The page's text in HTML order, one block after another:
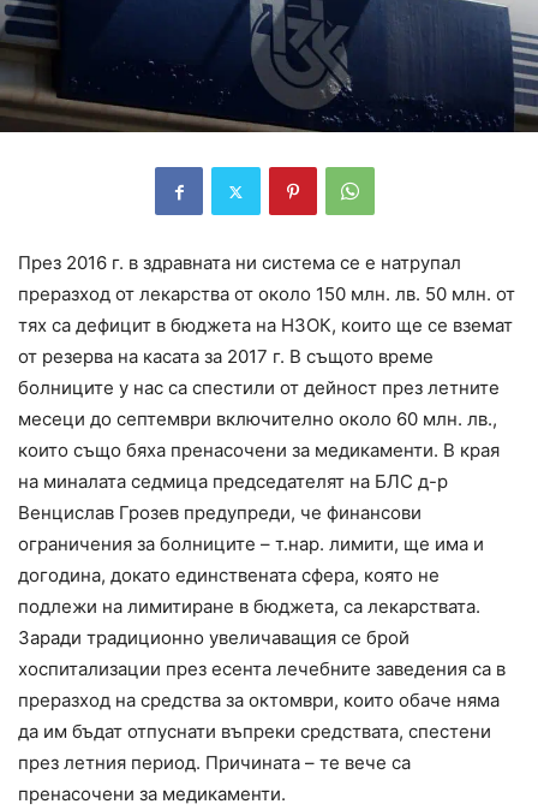
През 2016 г. в здравната ни система се е натрупал
преразход от лекарства от около 150 млн. лв. 50 млн. от
тях са дефицит в бюджета на НЗОК, които ще се вземат
от резерва на касата за 2017 г. В същото време
болниците у нас са спестили от дейност през летните
месеци до септември включително около 60 млн. лв.,
които също бяха пренасочени за медикаменти. В края
на миналата седмица председателят на БЛС д-р
Венцислав Грозев предупреди, че финансови
ограничения за болниците – т.нар. лимити, ще има и
догодина, докато единствената сфера, която не
подлежи на лимитиране в бюджета, са лекарствата.
Заради традиционно увеличаващия се брой
хоспитализации през есента лечебните заведения са в
преразход на средства за октомври, които обаче няма
да им бъдат отпуснати въпреки средствата, спестени
през летния период. Причината – те вече са
пренасочени за медикаменти.